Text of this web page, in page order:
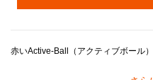
赤いActive-Ball（アクティブボール